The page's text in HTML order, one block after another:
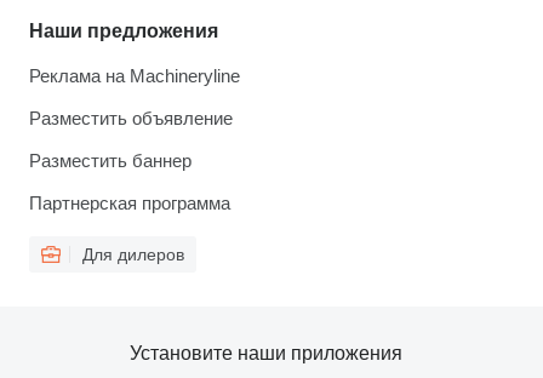
Наши предложения
Реклама на Machineryline
Разместить объявление
Разместить баннер
Партнерская программа
Для дилеров
Установите наши приложения